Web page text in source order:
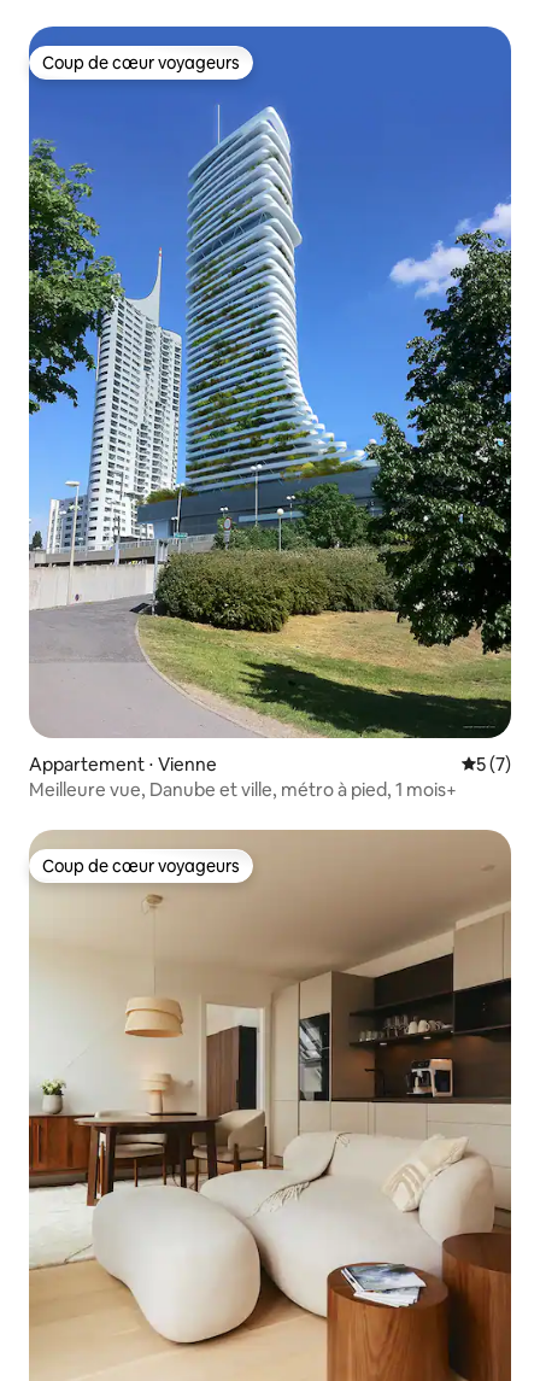
Coup de cœur voyageurs
Coup de cœur voyageurs
Appartement ⋅ Vienne
5 (7)
Meilleure vue, Danube et ville, métro à pied, 1 mois+
Coup de cœur voyageurs
Coup de cœur voyageurs